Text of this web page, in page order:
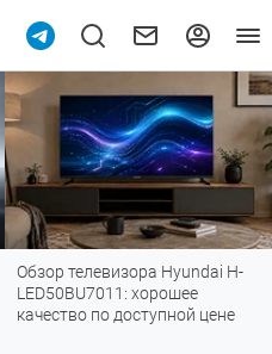
H-
Обзор вертикального
пылесоса TROUVER
убирается так, как